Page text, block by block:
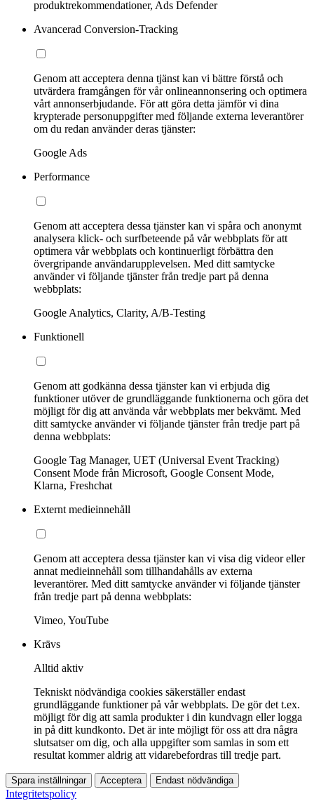
produktrekommendationer, Ads Defender
Avancerad Conversion-Tracking
Genom att acceptera denna tjänst kan vi bättre förstå och
utvärdera framgången för vår onlineannonsering och optimera
vårt annonserbjudande. För att göra detta jämför vi dina
krypterade personuppgifter med följande externa leverantörer
om du redan använder deras tjänster:
Google Ads
Performance
Genom att acceptera dessa tjänster kan vi spåra och anonymt
analysera klick- och surfbeteende på vår webbplats för att
optimera vår webbplats och kontinuerligt förbättra den
övergripande användarupplevelsen. Med ditt samtycke
använder vi följande tjänster från tredje part på denna
webbplats:
Google Analytics, Clarity, A/B-Testing
Funktionell
Genom att godkänna dessa tjänster kan vi erbjuda dig
funktioner utöver de grundläggande funktionerna och göra det
möjligt för dig att använda vår webbplats mer bekvämt. Med
ditt samtycke använder vi följande tjänster från tredje part på
denna webbplats:
Google Tag Manager, UET (Universal Event Tracking)
Consent Mode från Microsoft, Google Consent Mode,
Klarna, Freshchat
Externt medieinnehåll
Genom att acceptera dessa tjänster kan vi visa dig videor eller
annat medieinnehåll som tillhandahålls av externa
leverantörer. Med ditt samtycke använder vi följande tjänster
från tredje part på denna webbplats:
Vimeo, YouTube
Krävs
Alltid aktiv
Tekniskt nödvändiga cookies säkerställer endast
grundläggande funktioner på vår webbplats. De gör det t.ex.
möjligt för dig att samla produkter i din kundvagn eller logga
in på ditt kundkonto. Det är inte möjligt för oss att dra några
slutsatser om dig, och alla uppgifter som samlas in som ett
resultat kommer aldrig att vidarebefordras till tredje part.
Spara inställningar Acceptera Endast nödvändiga
Integritetspolicy